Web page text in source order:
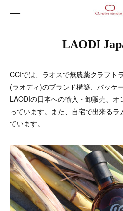
LAODI
CCIでは、ラオスで無農薬クラフト
(ラオディ)のブランド構築、パッケ
LAODIの日本への輸入・卸販売、
っています。また、自宅で出来る
ています。